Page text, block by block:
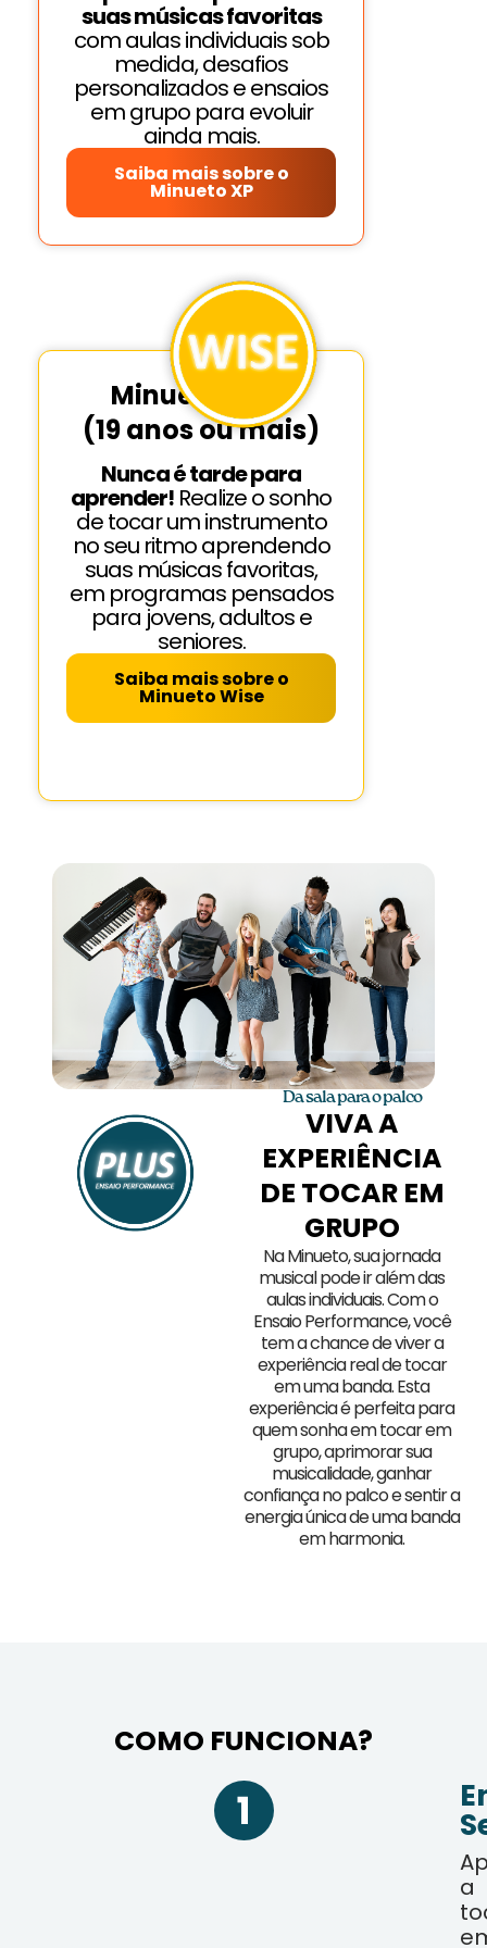
suas músicas favoritas
com aulas individuais sob
medida, desafios
personalizados e ensaios
em grupo para evoluir
ainda mais.
Saiba mais sobre o
Minueto XP
Minueto WISE
(19 anos ou mais)
Nunca é tarde para
aprender! Realize o sonho
de tocar um instrumento
no seu ritmo aprendendo
suas músicas favoritas,
em programas pensados
para jovens, adultos e
seniores.
Saiba mais sobre o
Minueto Wise
Da sala para o palco
VIVA A
EXPERIÊNCIA
DE TOCAR EM
GRUPO
Na Minueto, sua jornada
musical pode ir além das
aulas individuais. Com o
Ensaio Performance, você
tem a chance de viver a
experiência real de tocar
em uma banda. Esta
experiência é perfeita para
quem sonha em tocar em
grupo, aprimorar sua
musicalidade, ganhar
confiança no palco e sentir a
energia única de uma banda
em harmonia.
COMO FUNCIONA?
a